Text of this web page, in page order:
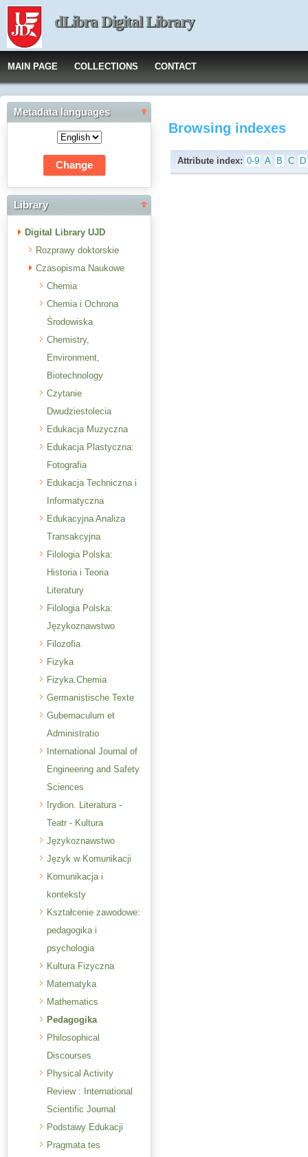
dLibra Digital Library
MAIN PAGE COLLECTIONS CONTACT
Metadata languages
Library
Digital Library UJD
Rozprawy doktorskie
Czasopisma Naukowe
Chemia
Chemia i Ochrona
Środowiska
Chemistry,
Environment,
Biotechnology
Czytanie
Dwudziestolecia
Edukacja Muzyczna
Edukacja Plastyczna:
Fotografia
Edukacja Techniczna i
Informatyczna
Edukacyjna Analiza
Transakcyjna
Filologia Polska:
Historia i Teoria
Literatury
Filologia Polska:
Językoznawstwo
Filozofia
Fizyka
Fizyka.Chemia
Germanistische Texte
Gubernaculum et
Administratio
International Journal of
Engineering and Safety
Sciences
Irydion. Literatura -
Teatr - Kultura
Językoznawstwo
Język w Komunikacji
Komunikacja i
konteksty
Kształcenie zawodowe:
pedagogika i
psychologia
Kultura Fizyczna
Matematyka
Mathematics
Pedagogika
Philosophical
Discourses
Physical Activity
Review : International
Scientific Journal
Podstawy Edukacji
Pragmata tes
Browsing indexes
Attribute index: 0-9 A B C D